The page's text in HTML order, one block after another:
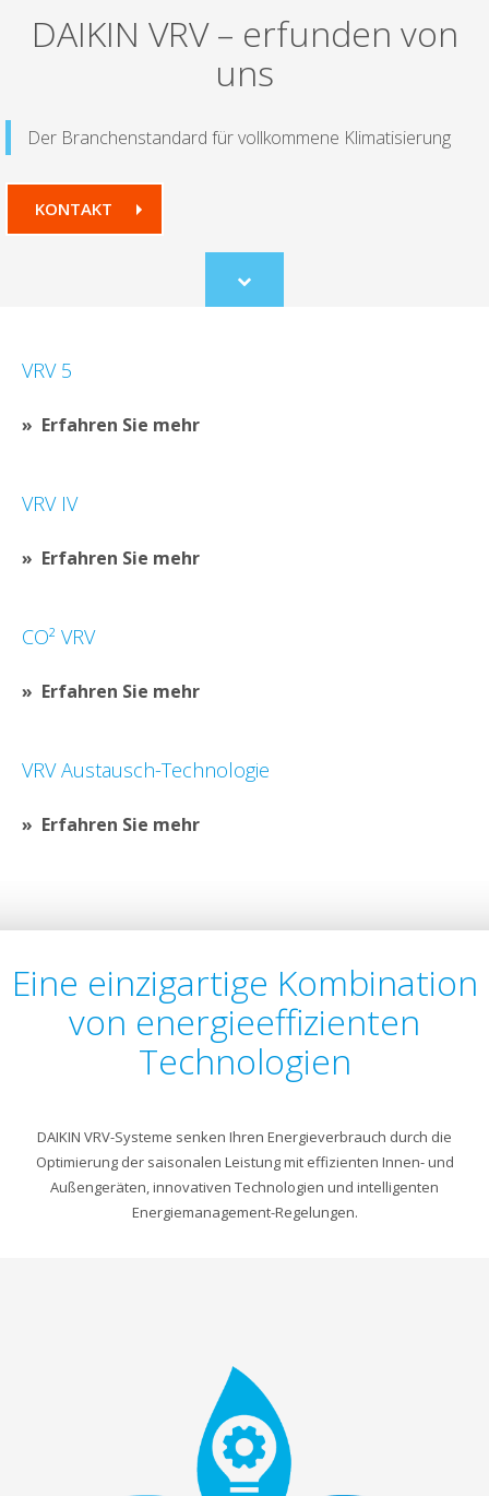
DAIKIN VRV – erfunden von
uns
Der Branchenstandard für vollkommene Klimatisierung
KONTAKT
Scroll
to
VRV 5
Erfahren Sie mehr
VRV IV
Erfahren Sie mehr
CO² VRV
Erfahren Sie mehr
VRV Austausch-Technologie
Erfahren Sie mehr
Eine einzigartige Kombination
von energieeffizienten
Technologien
DAIKIN VRV-Systeme senken Ihren Energieverbrauch durch die
Optimierung der saisonalen Leistung mit effizienten Innen- und
Außengeräten, innovativen Technologien und intelligenten
Energiemanagement-Regelungen.